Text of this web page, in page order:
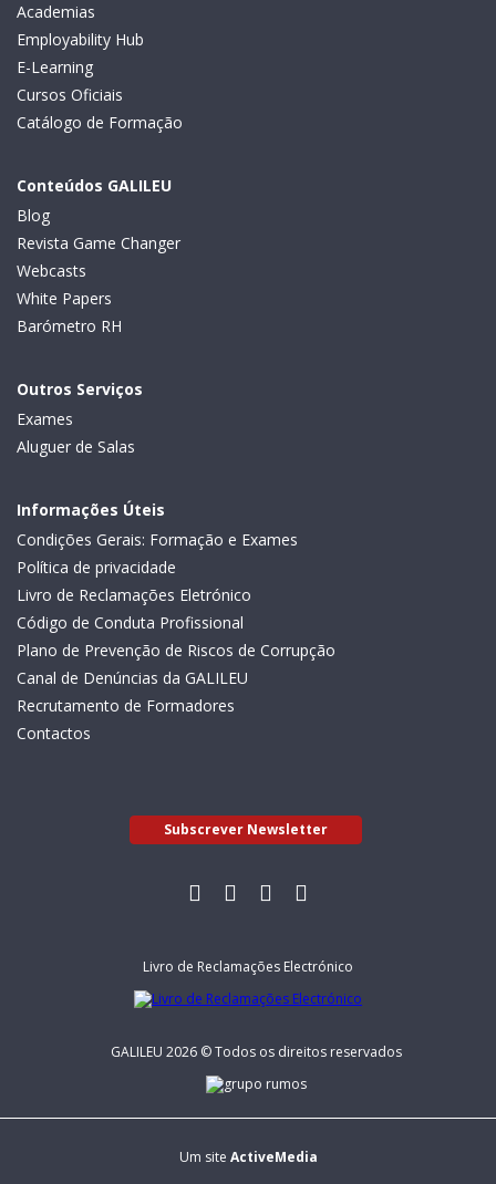
Academias
Employability Hub
E-Learning
Cursos Oficiais
Catálogo de Formação
Conteúdos GALILEU
Blog
Revista Game Changer
Webcasts
White Papers
Barómetro RH
Outros Serviços
Exames
Aluguer de Salas
Informações Úteis
Condições Gerais: Formação e Exames
Política de privacidade
Livro de Reclamações Eletrónico
Código de Conduta Profissional
Plano de Prevenção de Riscos de Corrupção
Canal de Denúncias da GALILEU
Recrutamento de Formadores
Contactos
Subscrever Newsletter
Livro de Reclamações Electrónico
GALILEU 2026 © Todos os direitos reservados
Um site ActiveMedia